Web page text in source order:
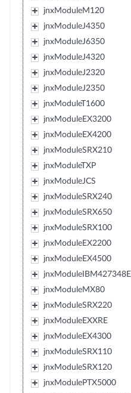
jnxModuleM120
jnxModuleJ4350
jnxModuleJ6350
jnxModuleJ4320
jnxModuleJ2320
jnxModuleJ2350
jnxModuleT1600
jnxModuleEX3200
jnxModuleEX4200
jnxModuleSRX210
jnxModuleTXP
jnxModuleJCS
jnxModuleSRX240
jnxModuleSRX650
jnxModuleSRX100
jnxModuleEX2200
jnxModuleEX4500
jnxModuleMX80
jnxModuleSRX220
jnxModuleEXXRE
jnxModuleEX4300
jnxModuleSRX110
jnxModuleSRX120
jnxModulePTX5000